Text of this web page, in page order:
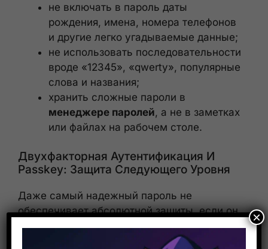
не включать в пароль даты
рождения, имена, номера телефонов
и другие легко угадываемые данные;
не использовать последовательности
вроде «12345», «qwerty», популярные
слова и названия;
хранить сложные пароли в
менеджере паролей, а не в заметках
или файлах на рабочем столе.
Двухфакторная Аутентификация И
Passkey: Защита Следующего Уровня
Даже самый надежный пароль не
обеспечивает абсолютной защиты, если он
уже был украден. Поэтому все больше
сервисов переходят к более устойчивым
×